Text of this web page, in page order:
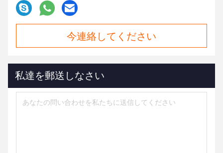
今連絡してください
私達を郵送しなさい